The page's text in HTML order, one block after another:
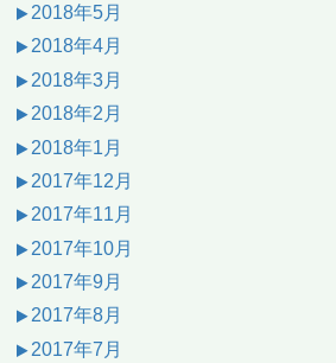
2018年5月
2018年4月
2018年3月
2018年2月
2018年1月
2017年12月
2017年11月
2017年10月
2017年9月
2017年8月
2017年7月